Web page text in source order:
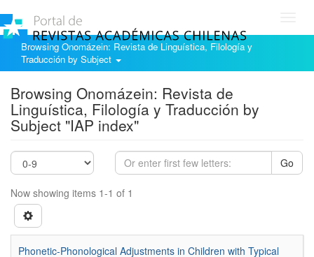
Browsing Onomázein: Revista de Linguística, Filología y
Traducción by Subject
Browsing Onomázein: Revista de
Linguística, Filología y Traducción by
Subject "IAP index"
Go
Now showing items 1-1 of 1
Phonetic-Phonological Adjustments in Children with Typical